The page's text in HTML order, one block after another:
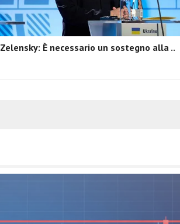
Zelensky: È necessario un sostegno alla ..